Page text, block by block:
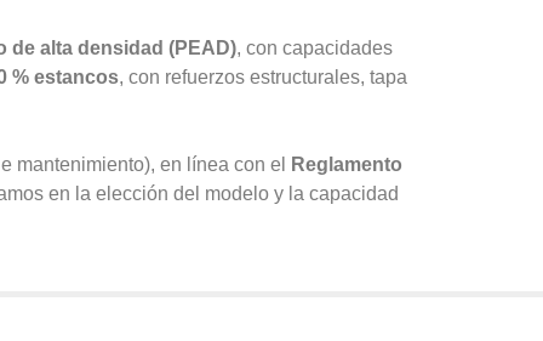
de alta densidad (PEAD), con capacidades
% estancos, con refuerzos estructurales, tapa
mantenimiento), en línea con el
Reglamento
en la elección del modelo y la capacidad